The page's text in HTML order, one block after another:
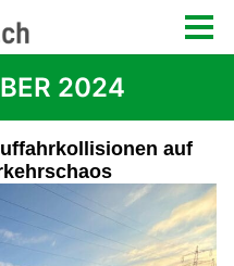
2024
auf